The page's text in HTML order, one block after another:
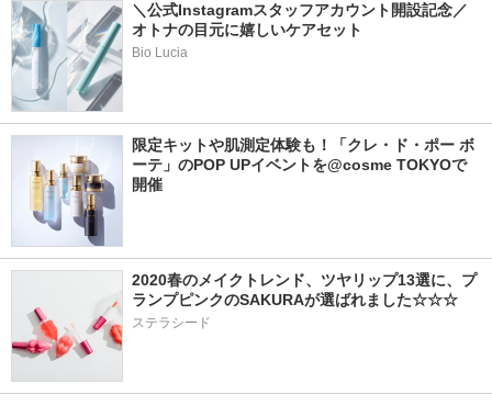
＼公式Instagramスタッフアカウント開設記念／
オトナの目元に嬉しいケアセット
Bio Lucia
限定キットや肌測定体験も！「クレ・ド・ポー ボ
ーテ」のPOP UPイベントを@cosme TOKYOで
開催
2020春のメイクトレンド、ツヤリップ13選に、プ
ランプピンクのSAKURAが選ばれました☆☆☆
ステラシード